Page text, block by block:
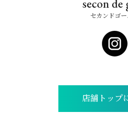
secon de
セカンドゴ
店舗トップ